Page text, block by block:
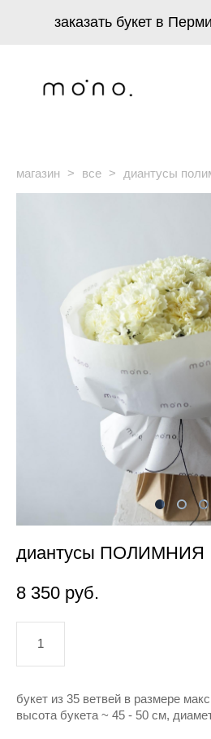
заказать букет в Перми
магазин > все > диантусы
диантусы ПОЛИМНИЯ
8 350 pуб.
букет из 35 ветвей в размере
высота букета ~ 45 - 50 см,